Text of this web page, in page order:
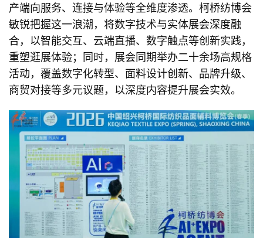
产端向服务、连接与体验等全维度渗透。柯桥纺博会
敏锐把握这一浪潮，将数字技术与实体展会深度融
合，以智能交互、云端直播、数字触点等创新实践，
重塑逛展体验；同时，展会同期举办二十余场高规格
活动，覆盖数字化转型、面料设计创新、品牌升级、
商贸对接等多元议题，以深度内容提升展会实效。